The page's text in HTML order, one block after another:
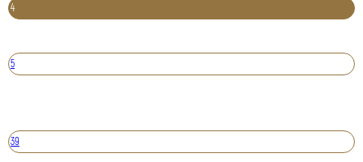
4
5
39